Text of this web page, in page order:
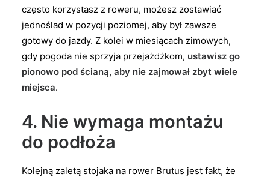
często korzystasz z roweru, możesz zostawiać
jednoślad w pozycji poziomej, aby był zawsze
gotowy do jazdy. Z kolei w miesiącach zimowych,
gdy pogoda nie sprzyja przejażdżkom, ustawisz go
pionowo pod ścianą, aby nie zajmował zbyt wiele
miejsca.
4. Nie wymaga montażu
do podłoża
Kolejną zaletą stojaka na rower Brutus jest fakt, że